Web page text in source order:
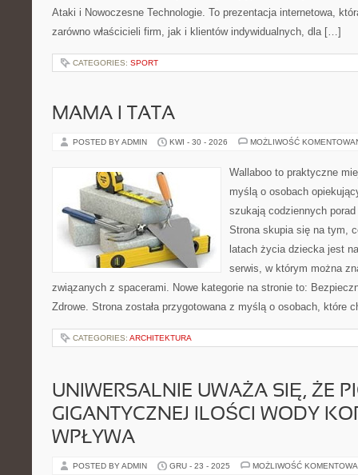
Ataki i Nowoczesne Technologie. To prezentacja internetowa,
zarówno właścicieli firm, jak i klientów indywidualnych, dla […]
CATEGORIES: SPORT
MAMA I TATA
POSTED BY ADMIN KWI - 30 - 2026 MOŻLIWOŚĆ
Wallaboo to praktyczne
myślą o osobach
szukają codziennych
Strona skupia się na tym,
latach życia dziecka jest
serwis, w którym można
związanych z spacerami. Nowe kategorie na stronie to:
Zdrowe. Strona została przygotowana z myślą o osobach, które
CATEGORIES: ARCHITEKTURA
UNIWERSALNIE UWAŻA SIĘ, ŻE
GIGANTYCZNEJ ILOŚCI WODY
WPŁYWA
POSTED BY ADMIN GRU - 23 - 2025 MOŻLIWOŚĆ